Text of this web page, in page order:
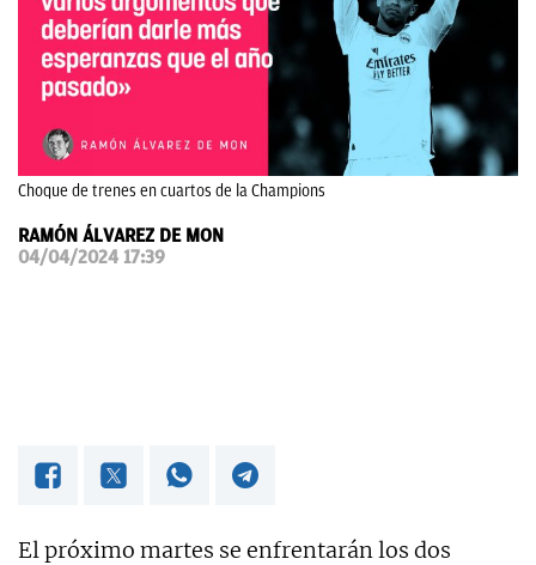
DIRECTO
FEMENINO
PAPARAZZI
OKDIARIO
Choque de trenes en cuartos de la Champions
RAMÓN ÁLVAREZ DE MON
04/04/2024 17:39
El próximo martes se enfrentarán los dos